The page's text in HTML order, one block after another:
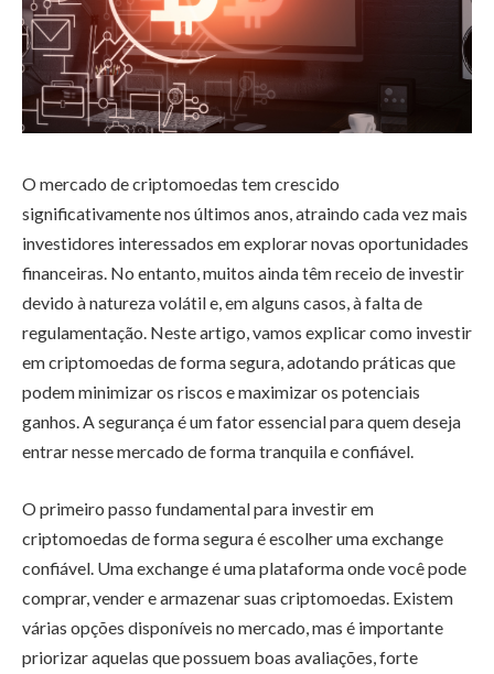
O mercado de criptomoedas tem crescido
significativamente nos últimos anos, atraindo cada vez mais
investidores interessados em explorar novas oportunidades
financeiras. No entanto, muitos ainda têm receio de investir
devido à natureza volátil e, em alguns casos, à falta de
regulamentação. Neste artigo, vamos explicar como investir
em criptomoedas de forma segura, adotando práticas que
podem minimizar os riscos e maximizar os potenciais
ganhos. A segurança é um fator essencial para quem deseja
entrar nesse mercado de forma tranquila e confiável.
O primeiro passo fundamental para investir em
criptomoedas de forma segura é escolher uma exchange
confiável. Uma exchange é uma plataforma onde você pode
comprar, vender e armazenar suas criptomoedas. Existem
várias opções disponíveis no mercado, mas é importante
priorizar aquelas que possuem boas avaliações, forte